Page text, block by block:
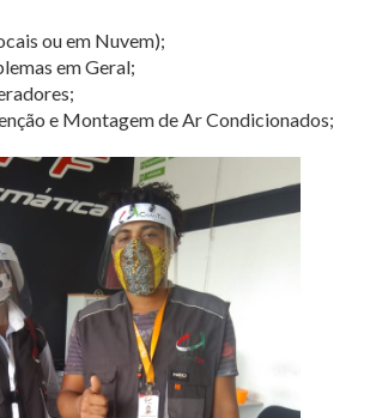
ou em Nuvem);
em Geral;
e Montagem de Ar Condicionados;